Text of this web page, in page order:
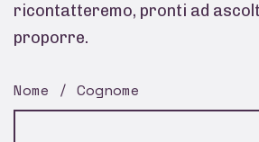
ricontatteremo, pronti ad
proporre.
Nome / Cognome